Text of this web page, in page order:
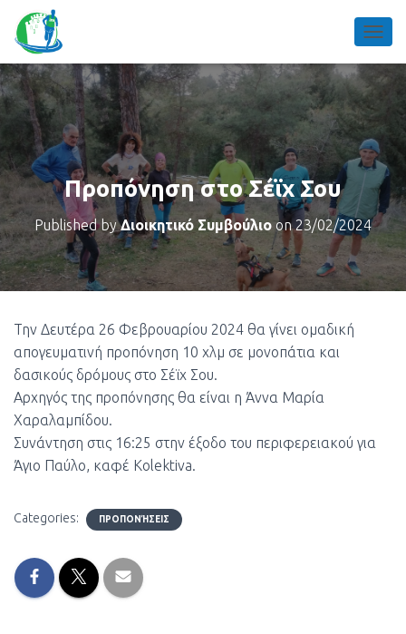
Προπόνηση στο Σέϊχ Σου
Published byΔιοικητικό Συμβούλιοon23/02/2024
Την Δευτέρα 26 Φεβρουαρίου 2024 θα γίνει ομαδική
απογευματινή προπόνηση 10 χλμ σε μονοπάτια και
δασικούς δρόμους στο Σέϊχ Σου.
Αρχηγός της προπόνησης θα είναι η Άννα Μαρία
Χαραλαμπίδου.
Συνάντηση στις 16:25 στην έξοδο του περιφερειακού για
Άγιο Παύλο, καφέ Kolektiva.
Categories: ΠΡΟΠΟΝΉΣΕΙΣ